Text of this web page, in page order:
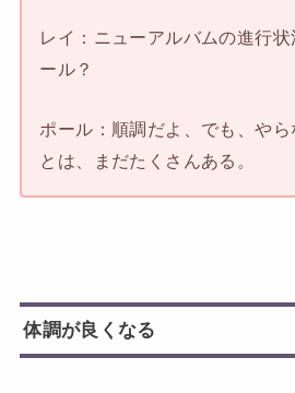
レイ：ニューアルバムの進行
ール？
ポール：順調だよ、でも、やら
とは、まだたくさんある。
体調が良くなる